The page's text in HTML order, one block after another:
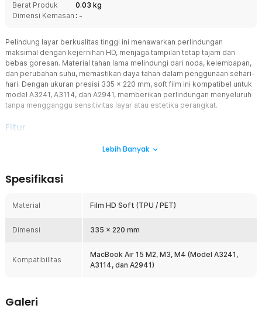
Berat Produk
0.03 kg
Dimensi Kemasan : -
Pelindung layar berkualitas tinggi ini menawarkan perlindungan
maksimal dengan kejernihan HD, menjaga tampilan tetap tajam dan
bebas goresan. Material tahan lama melindungi dari noda, kelembapan,
dan perubahan suhu, memastikan daya tahan dalam penggunaan sehari-
hari. Dengan ukuran presisi 335 × 220 mm, soft film ini kompatibel untuk
model A3241, A3114, dan A2941, memberikan perlindungan menyeluruh
tanpa mengganggu sensitivitas layar atau estetika perangkat.
Fitur
penggunaan sehari-hari. Lapisan ini juga memiliki daya tahan
perlindungan optimal dalam berbagai kondisi.
Menawarkan kejernihan tinggi dengan perlindungan maksimal untuk
tetap tajam dan bebas goresan. Dibuat dengan material berkualitas
tinggi, pelindung ini menjaga sensitivitas layar tetap responsif
Soft film berkualitas tinggi dengan ukuran presisi 335 × 220 mm,
Lebih Banyak
Spesifikasi
Material Film HD Soft (TPU / PET)
Dimensi 335 x 220 mm
Kompatibilitas
MacBook Air 15 M2, M3, M4 (Model A3241,
A3114, dan A2941)
Galeri